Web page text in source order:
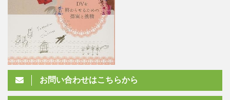
お問い合わせはこちらから